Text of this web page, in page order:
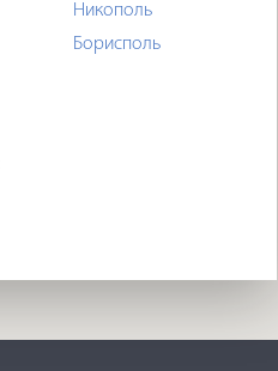
Никополь
Борисполь